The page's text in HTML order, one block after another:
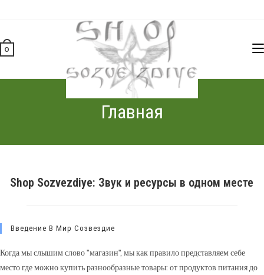
0
Главная
Shop Sozvezdiye: Звук и ресурсы в одном месте
Введение В Мир Созвездие
Когда мы слышим слово "магазин", мы как правило представляем себе
место где можно купить разнообразные товары: от продуктов питания до